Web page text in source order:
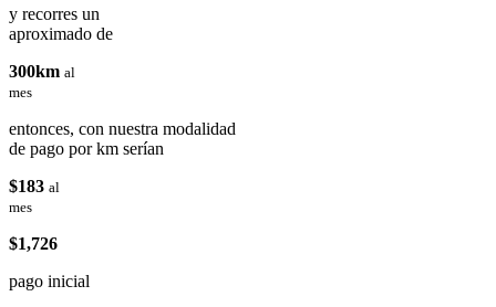
y recorres un
aproximado de
300km al
mes
entonces, con nuestra modalidad
de pago por km serían
$183 al
mes
$1,726
pago inicial